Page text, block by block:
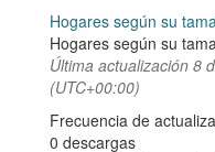
Hogares según su
Hogares según su
Última actualización 8
(UTC+00:00)
Frecuencia de
0 descargas